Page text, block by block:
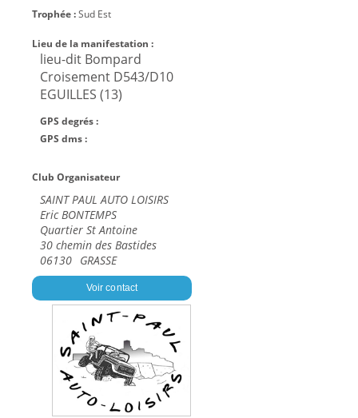
Trophée :Sud Est
Lieu de la manifestation :
lieu-dit Bompard
Croisement D543/D10
EGUILLES (13)
GPS degrés :
GPS dms :
Club Organisateur
SAINT PAUL AUTO LOISIRS
Eric BONTEMPS
Quartier St Antoine
30 chemin des Bastides
06130 GRASSE
Voir contact